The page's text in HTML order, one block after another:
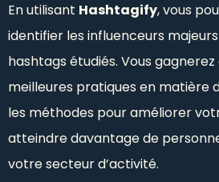
En utilisant Hashtagify, vous
identifier les influenceurs
hashtags étudiés. Vous gagnerez
meilleures pratiques en matière
les méthodes pour améliorer
atteindre davantage de
votre secteur d’activité.